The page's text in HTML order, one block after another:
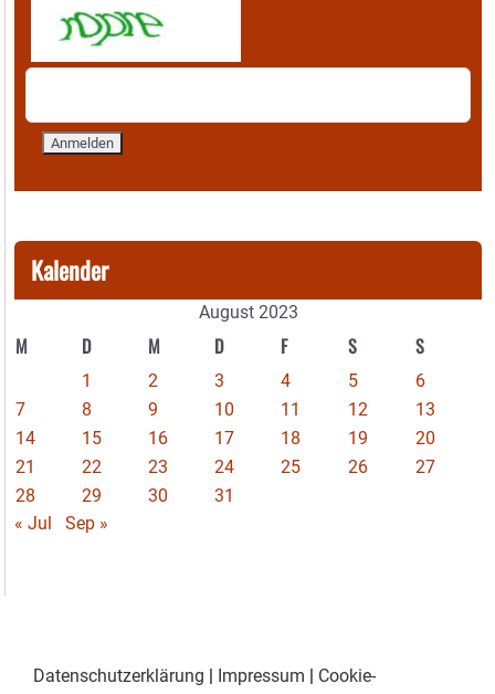
Kalender
August 2023
M D M D F S S
1 2 3 4 5
6
7
8 9 10 11 12
13
14
15 16 17 18 19
20
21
22 23 24 25 26
27
28
29 30
31
« Jul
Sep »
Datenschutzerklärung | Impressum | Cookie-